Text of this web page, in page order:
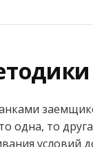
одна, то
условий